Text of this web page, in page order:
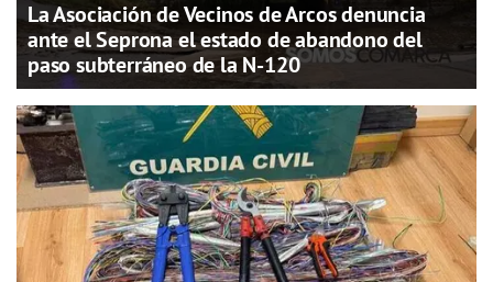
La Asociación de Vecinos de Arcos denuncia
ante el Seprona el estado de abandono del
paso subterráneo de la N-120